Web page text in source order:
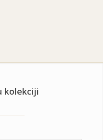
kolekciji